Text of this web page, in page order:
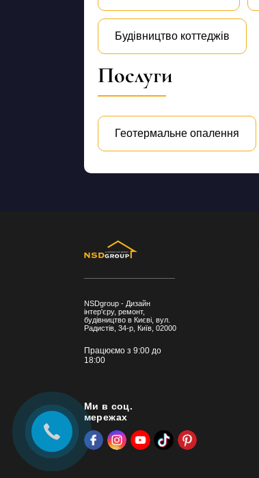
Будівництво коттеджів
Послуги
Геотермальне опалення
NSDgroup - Дизайн
інтер'єру, ремонт,
будівництво в Києві, вул.
Радистів, 34-р, Київ, 02000
Працюємо з 9:00 до
18:00
Ми в соц.
мережах